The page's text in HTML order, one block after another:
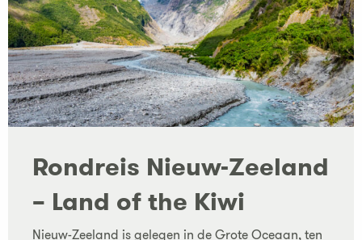
Rondreis Nieuw-Zeeland
– Land of the Kiwi
Nieuw-Zeeland is gelegen in de Grote Oceaan, ten